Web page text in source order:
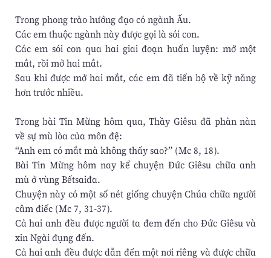
Trong phong trào hướng đạo có ngành Ấu.
Các em thuộc ngành này được gọi là sói con.
Các em sói con qua hai giai đoạn huấn luyện: mở một
mắt, rồi mở hai mắt.
Sau khi được mở hai mắt, các em đã tiến bộ về kỹ năng
hơn trước nhiều.
Trong bài Tin Mừng hôm qua, Thầy Giêsu đã phàn nàn
về sự mù lòa của môn đệ:
“Anh em có mắt mà không thấy sao?” (Mc 8, 18).
Bài Tin Mừng hôm nay kể chuyện Đức Giêsu chữa anh
mù ở vùng Bếtsaiđa.
Chuyện này có một số nét giống chuyện Chúa chữa người
câm điếc (Mc 7, 31-37).
Cả hai anh đều được người ta đem đến cho Đức Giêsu và
xin Ngài đụng đến.
Cả hai anh đều được dẫn đến một nơi riêng và được chữa